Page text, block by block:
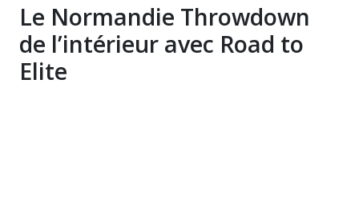
Le Normandie Throwdown
de l’intérieur avec Road to
Elite